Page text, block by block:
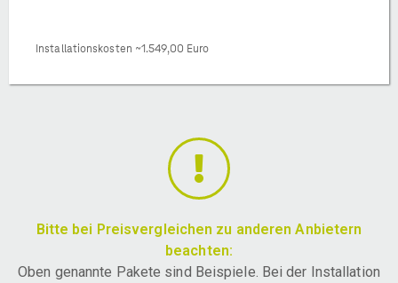
Installationskosten ~1.549,00 Euro
Bitte bei Preisvergleichen zu anderen Anbietern
beachten:
Oben genannte Pakete sind Beispiele. Bei der Installation